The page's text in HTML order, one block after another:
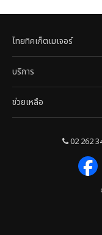
ไทยทิคเก็ตเมเจอร์
บริการ
ช่วยเหลือ
02 262